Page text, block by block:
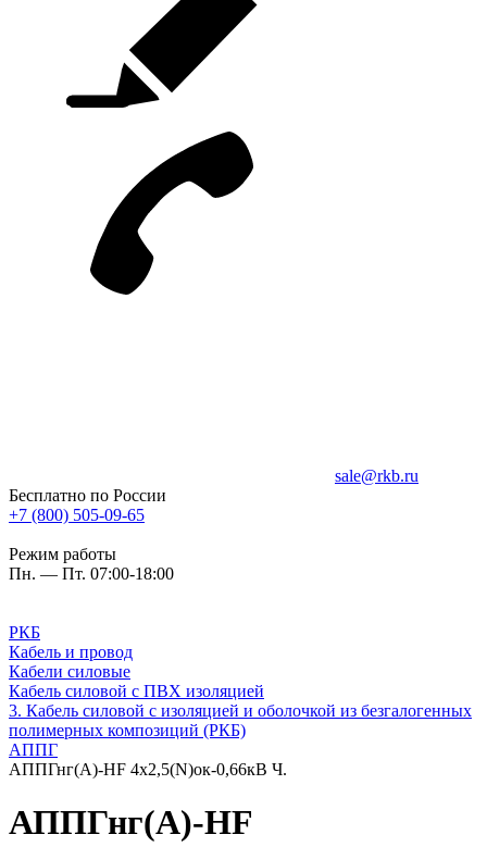
sale@rkb.ru
Бесплатно по России
+7 (800) 505-09-65
Режим работы
Пн. — Пт. 07:00-18:00
РКБ
Кабель и провод
Кабели силовые
Кабель силовой с ПВХ изоляцией
3. Кабель силовой с изоляцией и оболочкой из безгалогенных
полимерных композиций (РКБ)
АППГ
АППГнг(А)-HF 4х2,5(N)ок-0,66кВ Ч.
АППГнг(А)-HF